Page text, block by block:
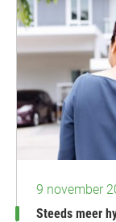
9 november
Steeds meer